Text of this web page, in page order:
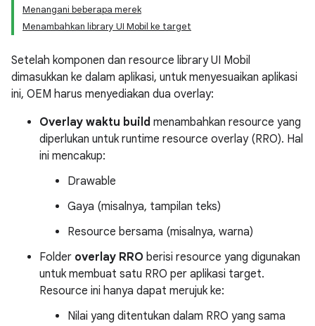
Menangani beberapa merek
Menambahkan library UI Mobil ke target
Setelah komponen dan resource library UI Mobil
dimasukkan ke dalam aplikasi, untuk menyesuaikan aplikasi
ini, OEM harus menyediakan dua overlay:
Overlay waktu build menambahkan resource yang
diperlukan untuk runtime resource overlay (RRO). Hal
ini mencakup:
Drawable
Gaya (misalnya, tampilan teks)
Resource bersama (misalnya, warna)
Folder overlay RRO berisi resource yang digunakan
untuk membuat satu RRO per aplikasi target.
Resource ini hanya dapat merujuk ke:
Nilai yang ditentukan dalam RRO yang sama